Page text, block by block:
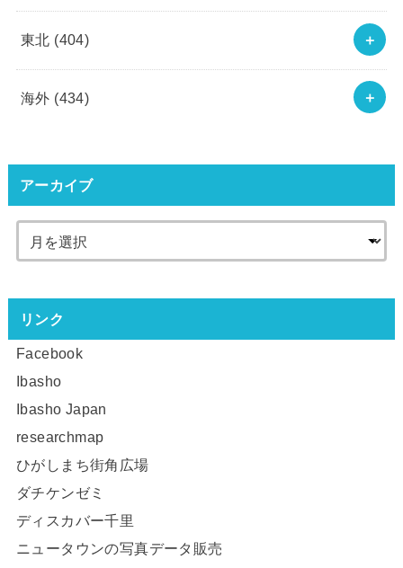
東北 (404)
海外 (434)
アーカイブ
リンク
Facebook
Ibasho
Ibasho Japan
researchmap
ひがしまち街角広場
ダチケンゼミ
ディスカバー千里
ニュータウンの写真データ販売